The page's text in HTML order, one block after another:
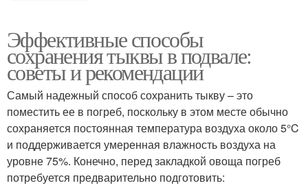
Эффективные способы
сохранения тыквы в подвале:
советы и рекомендации
Самый надежный способ сохранить тыкву – это
поместить ее в погреб, поскольку в этом месте обычно
сохраняется постоянная температура воздуха около 5°C
и поддерживается умеренная влажность воздуха на
уровне 75%. Конечно, перед закладкой овоща погреб
потребуется предварительно подготовить: